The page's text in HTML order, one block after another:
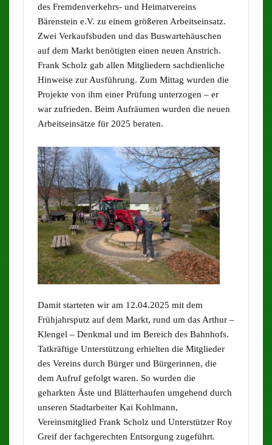
des Fremdenverkehrs- und Heimatvereins
Bärenstein e.V. zu einem größeren Arbeitseinsatz.
Zwei Verkaufsbuden und das Buswartehäuschen
auf dem Markt benötigten einen neuen Anstrich.
Frank Scholz gab allen Mitgliedern sachdienliche
Hinweise zur Ausführung. Zum Mittag wurden die
Projekte von ihm einer Prüfung unterzogen – er
war zufrieden. Beim Aufräumen wurden die neuen
Arbeitseinsätze für 2025 beraten.
Damit starteten wir am 12.04.2025 mit dem
Frühjahrsputz auf dem Markt, rund um das Arthur –
Klengel – Denkmal und im Bereich des Bahnhofs.
Tatkräftige Unterstützung erhielten die Mitglieder
des Vereins durch Bürger und Bürgerinnen, die
dem Aufruf gefolgt waren. So wurden die
geharkten Äste und Blätterhaufen umgehend durch
unseren Stadtarbeiter Kai Kohlmann,
Vereinsmitglied Frank Scholz und Unterstützer Roy
Greif der fachgerechten Entsorgung zugeführt.